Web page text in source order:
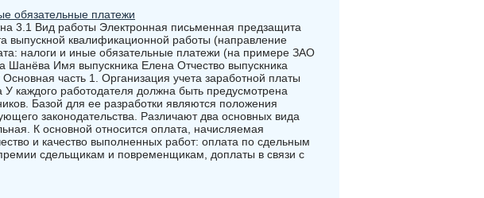
обязательные платежи
3.1 Вид работы Электронная письменная предзащита
выпускной квалификационной работы (направление
налоги и иные обязательные платежи (на примере ЗАО
Имя выпускника Елена Отчество выпускника
часть 1. Организация учета заработной платы
каждого работодателя должна быть предусмотрена
Базой для ее разработки являются положения
законодательства. Различают два основных вида
К основной относится оплата, начисляемая
и качество выполненных работ: оплата по сдельным
сдельщикам и повременщикам, доплаты в связи с